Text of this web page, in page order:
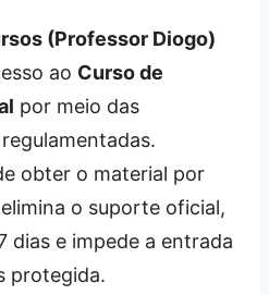
(Professor Diogo)
ao Curso de
por meio das
obter o material por
o suporte oficial,
dias e impede a entrada
protegida.